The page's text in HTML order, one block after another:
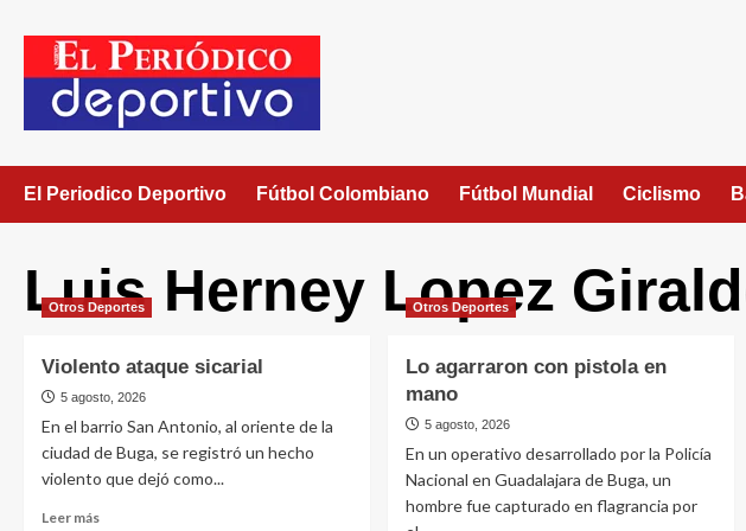
El Periodico Deportivo Fútbol Colombiano Fútbol Mundial Ciclismo
Luis Herney Lopez
Otros Deportes
Violento ataque sicarial
5 agosto, 2026
En el barrio San Antonio, al oriente de la
ciudad de Buga, se registró un hecho
violento que dejó como...
Leer más
Otros Deportes
Lo agarraron con pistola en
mano
5 agosto, 2026
En un operativo desarrollado por la Policía
Nacional en Guadalajara de Buga, un
hombre fue capturado en flagrancia por